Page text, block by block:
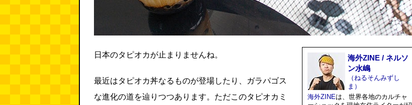
日本のタピオカが止まりませんね。
最近はタピオカ丼なるものが登場したり、ガラパゴス
な進化の道を辿りつつあります。ただこのタピオカミ
海外ZINE / ネルソ
ン水嶋
（ねるそんみずし
ま）
海外ZINEは、世界各地のカルチャ